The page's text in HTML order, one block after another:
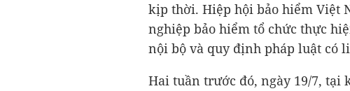
kịp thời. Hiệp hội bảo hiểm Việt
nghiệp bảo hiểm tổ chức thực
nội bộ và quy định pháp luật có
Hai tuần trước đó, ngày 19/7, tại